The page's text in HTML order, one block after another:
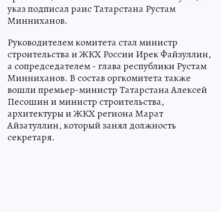
указ подписал раис Татарстана Рустам
Минниханов.
Руководителем комитета стал министр
строительства и ЖКХ России Ирек Файзуллин,
а сопредседателем - глава республики Рустам
Минниханов. В состав оргкомитета также
вошли премьер-министр Татарстана Алексей
Песошин и министр строительства,
архитектуры и ЖКХ региона Марат
Айзатуллин, который занял должность
секретаря.